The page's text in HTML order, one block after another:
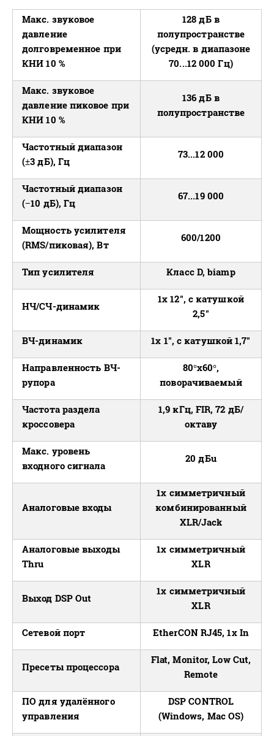
Макс. звуковое
давление
долговременное при
КНИ 10 %
128 дБ в
полупространстве
(усредн. в диапазоне
70...12 000 Гц)
Макс. звуковое
давление пиковое при
КНИ 10 %
136 дБ в
полупространстве
Частотный диапазон
(±3 дБ), Гц
73...12 000
Частотный диапазон
(−10 дБ), Гц
67...19 000
Мощность усилителя
(RMS/пиковая), Вт
600/1200
Тип усилителя Класс D, biamp
НЧ/СЧ-динамик
1х 12", c катушкой
2,5"
ВЧ-динамик 1х 1", c катушкой 1,7"
Направленность ВЧ-
рупора
80°х60°,
поворачиваемый
Частота раздела
кроссовера
1,9 кГц, FIR, 72 дБ/
октаву
Макс. уровень
входного сигнала
20 дБu
Аналоговые входы
1х симметричный
комбинированный
XLR/Jack
Аналоговые выходы
Thru
1х симметричный
XLR
Выход DSP Out
1х симметричный
XLR
Сетевой порт EtherCON RJ45, 1x In
Пресеты процессора
Flat, Monitor, Low Cut,
Remote
ПО для удалённого
управления
DSP CONTROL
(Windows, Mac OS)